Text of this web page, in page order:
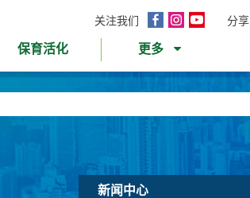
关注我们
面
InstagramYouTube分享
保育活化 更多
新闻中心